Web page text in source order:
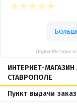
Лодки-Моторы
ИНТЕРНЕТ-
СТАВРОПОЛЕ
Пункт выдачи